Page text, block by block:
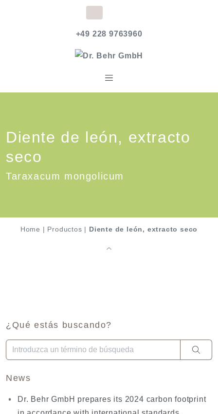
+49 228 9763960
Diente de león, extracto
seco
Taraxacum mongolicum
Home | Productos | Diente de león, extracto seco
¿Qué estás buscando?
Cuando hay resultados autocompletados, puedes utilizar
News
Dr. Behr GmbH prepares its 2024 carbon footprint